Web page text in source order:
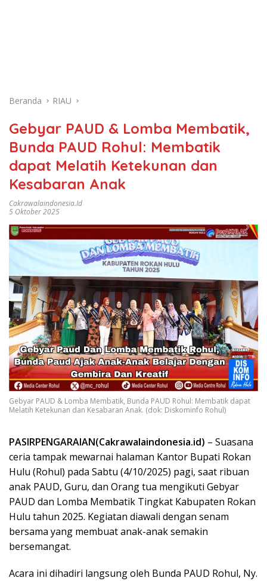
Beranda RIAU
Gebyar PAUD & Lomba Membatik,
Bunda PAUD Rohul: Membatik
dapat Melatih Ketekunan dan
Kesabaran Anak
Cakrawalaindonesia.id
5 Oktober 2025
Gebyar PAUD & Lomba Membatik, Bunda PAUD Rohul: Membatik dapat
Melatih Ketekunan dan Kesabaran Anak. (dok: Diskominfo Rohul)
PASIRPENGARAIAN(Cakrawalaindonesia.id) – Suasana
ceria tampak mewarnai halaman Kantor Bupati Rokan
Hulu (Rohul) pada Sabtu (4/10/2025) pagi, saat ribuan
anak PAUD, Guru, dan Orang tua mengikuti Gebyar
PAUD dan Lomba Membatik Tingkat Kabupaten Rokan
Hulu tahun 2025. Kegiatan diawali dengan senam
bersama yang membuat anak-anak semakin
bersemangat.
Acara ini dihadiri langsung oleh Bunda PAUD Rohul, Ny.